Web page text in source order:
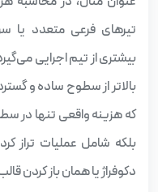
تیرهای فرعی متعدد یا
بیشتری از تیم اجرایی
بالاتر از سطوح ساده و
که هزینه واقعی تنها در
بلکه شامل عملیات تراز
دکوفراژ یا همان باز کردن